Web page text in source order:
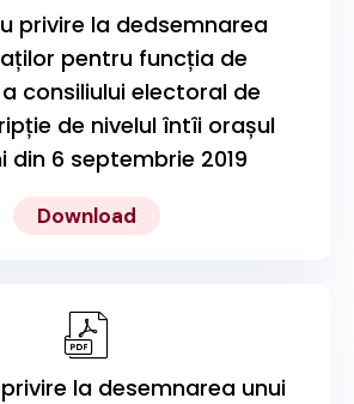
privire la dedsemnarea
pentru funcția de
consiliului electoral de
de nivelul întîi orașul
din 6 septembrie 2019
Download
la desemnarea unui